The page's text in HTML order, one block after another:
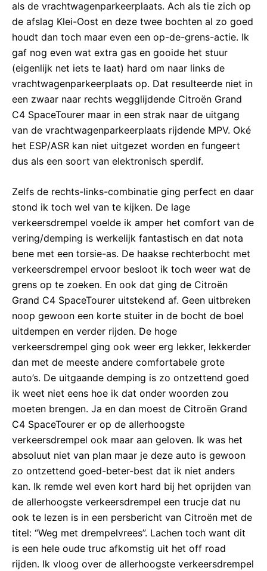
als de vrachtwagenparkeerplaats. Ach als tie zich op
de afslag Klei-Oost en deze twee bochten al zo goed
houdt dan toch maar even een op-de-grens-actie. Ik
gaf nog even wat extra gas en gooide het stuur
(eigenlijk net iets te laat) hard om naar links de
vrachtwagenparkeerplaats op. Dat resulteerde niet in
een zwaar naar rechts wegglijdende Citroën Grand
C4 SpaceTourer maar in een strak naar de uitgang
van de vrachtwagenparkeerplaats rijdende MPV. Oké
het ESP/ASR kan niet uitgezet worden en fungeert
dus als een soort van elektronisch sperdif.
Zelfs de rechts-links-combinatie ging perfect en daar
stond ik toch wel van te kijken. De lage
verkeersdrempel voelde ik amper het comfort van de
vering/demping is werkelijk fantastisch en dat nota
bene met een torsie-as. De haakse rechterbocht met
verkeersdrempel ervoor besloot ik toch weer wat de
grens op te zoeken. En ook dat ging de Citroën
Grand C4 SpaceTourer uitstekend af. Geen uitbreken
noop gewoon een korte stuiter in de bocht de boel
uitdempen en verder rijden. De hoge
verkeersdrempel ging ook weer erg lekker, lekkerder
dan met de meeste andere comfortabele grote
auto’s. De uitgaande demping is zo ontzettend goed
ik weet niet eens hoe ik dat onder woorden zou
moeten brengen. Ja en dan moest de Citroën Grand
C4 SpaceTourer er op de allerhoogste
verkeersdrempel ook maar aan geloven. Ik was het
absoluut niet van plan maar je deze auto is gewoon
zo ontzettend goed-beter-best dat ik niet anders
kan. Ik remde wel even kort hard bij het oprijden van
de allerhoogste verkeersdrempel een trucje dat nu
ook te lezen is in een persbericht van Citroën met de
titel: “Weg met drempelvrees”. Lachen toch want dit
is een hele oude truc afkomstig uit het off road
rijden. Ik vloog over de allerhoogste verkeersdrempel